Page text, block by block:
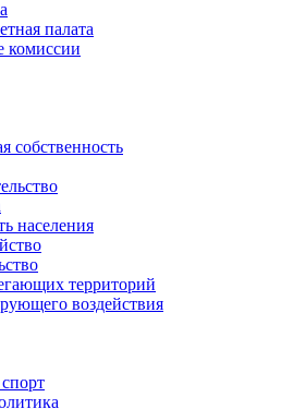
палата
комиссии
собственность
населения
территорий
воздействия